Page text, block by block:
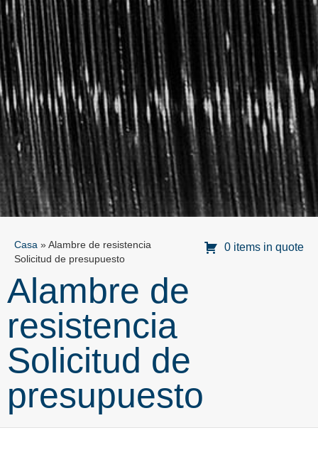
Casa » Alambre de resistencia
Solicitud de presupuesto
0 items in quote
Alambre de
resistencia
Solicitud de
presupuesto